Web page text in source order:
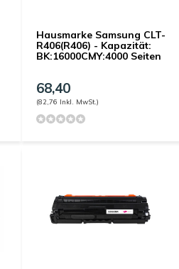
Hausmarke Samsung CLT-
R406(R406) - Kapazität:
BK:16000CMY:4000 Seiten
68,40
(82,76 Inkl. MwSt.)